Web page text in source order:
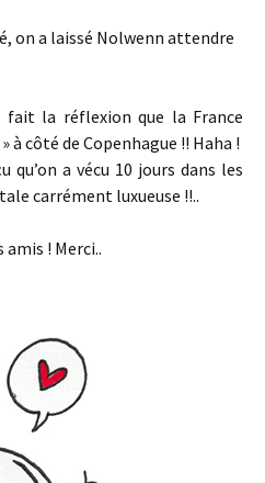
on a laissé Nolwenn attendre
fait la réflexion que la France
à côté de Copenhague !! Haha !
qu’on a vécu 10 jours dans les
carrément luxueuse !!..
! Merci..